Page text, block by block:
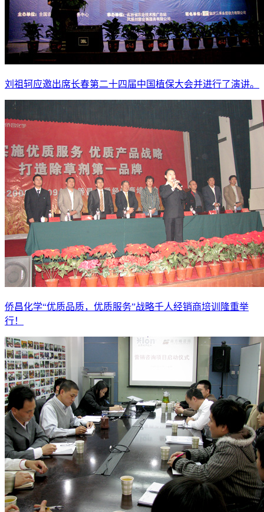
刘祖轲应邀出席长春第二十四届中国植保大会并进行了演讲。
侨昌化学“优质品质，优质服务”战略千人经销商培训隆重举
行！